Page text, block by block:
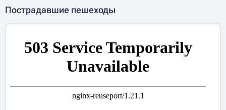
Пострадавшие пешеходы